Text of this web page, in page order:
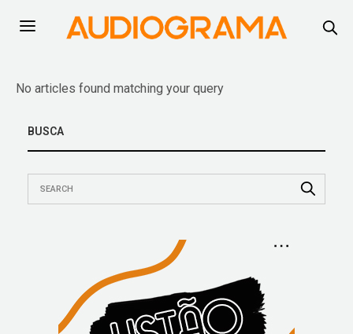
No articles found matching your query
BUSCA